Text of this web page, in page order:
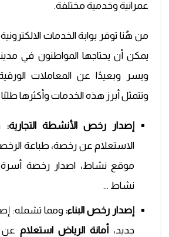
عمرانية وخدمية مختلفة.
من هُنا توفر بوابة الخدمات
يمكن أن يحتاجها المواطنون في
ويسر وبعيدًا عن المعاملات
وتتمثل أبرز هذه الخدمات وأكثرها
إصدار رخص الأنشطة التجارية:
الاستعلام عن رخصة، طباعة
موقع نشاط، اصدار رخصة أسرة
نشاط …
إصدار رخص البناء: ومما تشمله:
جديد،أمانة الرياض استعلام عن